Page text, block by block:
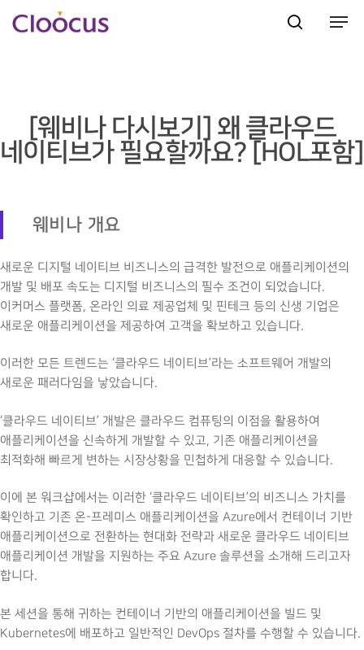
[웨비나 다시보기] 왜 클라우드
네이티브가 필요할까요? [HOL포함]
웨비나 개요
새로운 디지털 네이티브 비즈니스의 급격한 발전으로 애플리케이션의
개발 및 배포 속도는 디지털 비즈니스의 필수 조건이 되었습니다.
이커머스 플랫폼, 온라인 의료 제공업체 및 핀테크 등의 신생 기업은
새로운 애플리케이션을 제공하여 고객을 확보하고 있습니다.
이러한 모든 트렌드는 ‘클라우드 네이티브’라는 소프트웨어 개발의
새로운 패러다임을 낳았습니다.
‘클라우드 네이티브’ 개발은 클라우드 컴퓨팅의 이점을 활용하여
애플리케이션을 신속하게 개발할 수 있고, 기존 애플리케이션을
최적화해 빠르게 변하는 시장상황을 민첩하게 대응할 수 있습니다.
이에 본 워크샵에서는 이러한 ‘클라우드 네이티브’의 비즈니스 가치를
확인하고 기존 온-프레미스 애플리케이션을 Azure에서 컨테이너 기반
애플리케이션으로 전환하는 현대화 전략과 새로운 클라우드 네이티브
애플리케이션 개발을 지원하는 주요 Azure 솔루션을 소개해 드리고자
합니다.
본 세션을 통해 귀하는 컨테이너 기반의 애플리케이션을 빌드 및
Kubernetes에 배포하고 일반적인 DevOps 절차를 수행할 수 있습니다.